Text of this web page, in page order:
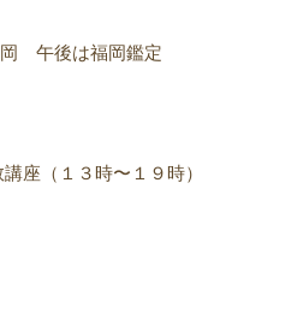
岡 午後は福岡鑑定
座（１３時〜１９時）